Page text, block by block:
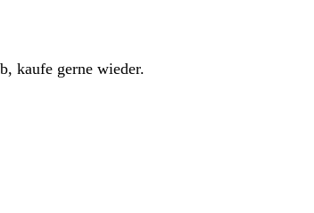
kaufe gerne wieder.